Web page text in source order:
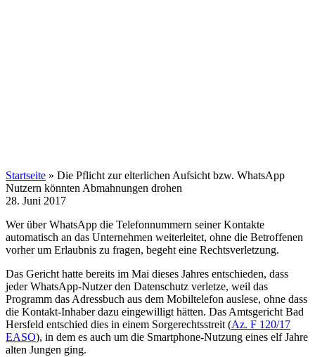
Startseite » Die Pflicht zur elterlichen Aufsicht bzw. WhatsApp
Nutzern könnten Abmahnungen drohen
28. Juni 2017
Wer über WhatsApp die Telefonnummern seiner Kontakte
automatisch an das Unternehmen weiterleitet, ohne die Betroffenen
vorher um Erlaubnis zu fragen, begeht eine Rechtsverletzung.
Das Gericht hatte bereits im Mai dieses Jahres entschieden, dass
jeder WhatsApp-Nutzer den Datenschutz verletze, weil das
Programm das Adressbuch aus dem Mobiltelefon auslese, ohne dass
die Kontakt-Inhaber dazu eingewilligt hätten. Das Amtsgericht Bad
Hersfeld entschied dies in einem Sorgerechtsstreit (Az. F 120/17
EASO), in dem es auch um die Smartphone-Nutzung eines elf Jahre
alten Jungen ging.